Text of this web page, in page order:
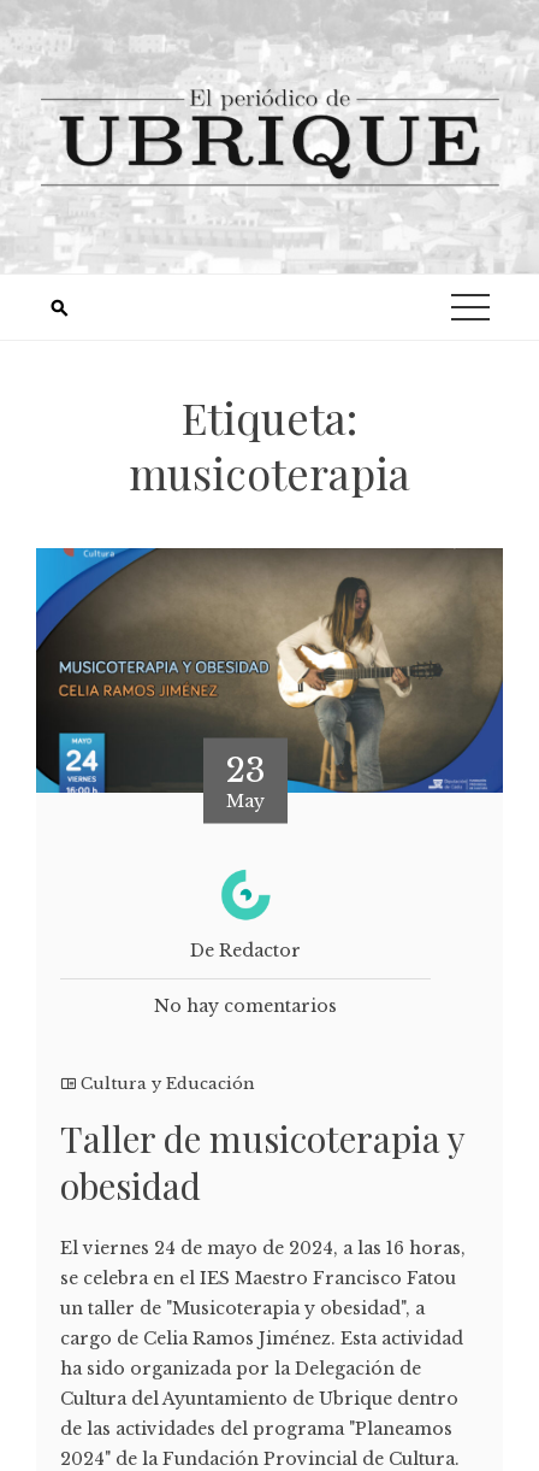
Etiqueta:
musicoterapia
23
May
De Redactor
No hay comentarios
Cultura y Educación
Taller de musicoterapia y
obesidad
El viernes 24 de mayo de 2024, a las 16 horas,
se celebra en el IES Maestro Francisco Fatou
un taller de "Musicoterapia y obesidad", a
cargo de Celia Ramos Jiménez. Esta actividad
ha sido organizada por la Delegación de
Cultura del Ayuntamiento de Ubrique dentro
de las actividades del programa "Planeamos
2024" de la Fundación Provincial de Cultura.